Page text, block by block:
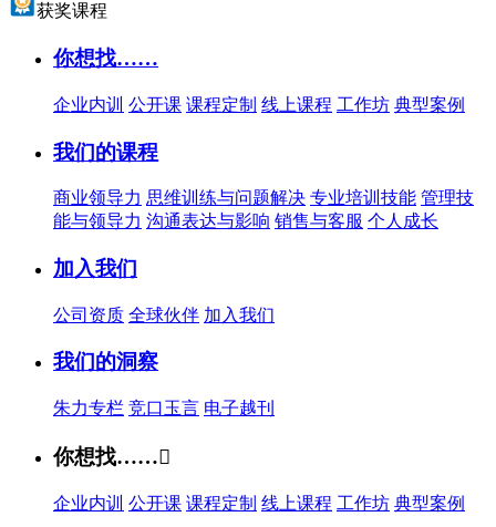
获奖课程
你想找……
企业内训 公开课 课程定制 线上课程 工作坊 典型案例
我们的课程
商业领导力 思维训练与问题解决 专业培训技能 管理技
能与领导力 沟通表达与影响 销售与客服 个人成长
加入我们
公司资质 全球伙伴 加入我们
我们的洞察
朱力专栏 竞口玉言 电子越刊
你想找……
企业内训 公开课 课程定制 线上课程 工作坊 典型案例